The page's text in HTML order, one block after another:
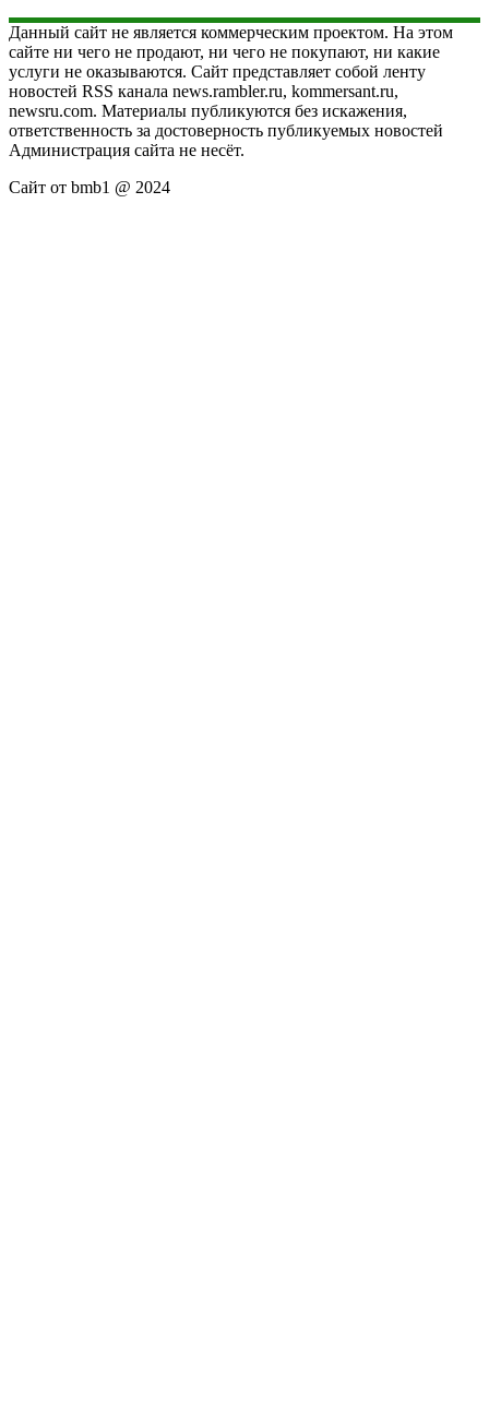
Данный сайт не является коммерческим проектом. На этом
сайте ни чего не продают, ни чего не покупают, ни какие
услуги не оказываются. Сайт представляет собой ленту
новостей RSS канала news.rambler.ru, kommersant.ru,
newsru.com. Материалы публикуются без искажения,
ответственность за достоверность публикуемых новостей
Администрация сайта не несёт.
Сайт от bmb1 @ 2024